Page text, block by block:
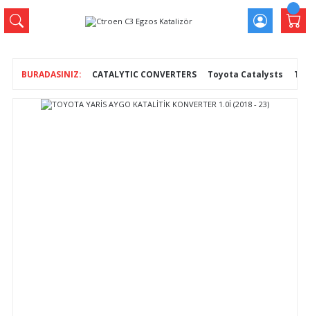
CATALYTIC CONVERTERS Toyota Catalysts